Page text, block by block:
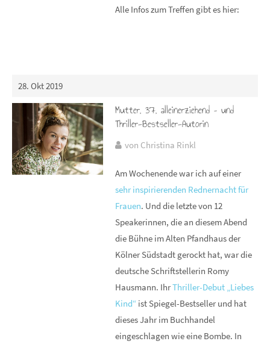
Alle Infos zum Treffen gibt es hier:
28. Okt 2019
Mutter, 37, alleinerziehend – und
Thriller-Bestseller-Autorin
von Christina Rinkl
Am Wochenende war ich auf einer
sehr inspirierenden Rednernacht für
Frauen. Und die letzte von 12
Speakerinnen, die an diesem Abend
die Bühne im Alten Pfandhaus der
Kölner Südstadt gerockt hat, war die
deutsche Schriftstellerin Romy
Hausmann. IhrThriller-Debut „Liebes
Kind“ ist Spiegel-Bestseller und hat
dieses Jahr im Buchhandel
eingeschlagen wie eine Bombe. In